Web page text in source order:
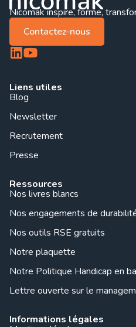
Nicomak inspire, forme,
Contactez-nous
Liens utiles
Blog
Newsletter
Recrutement
Presse
Ressources
Nos livres blancs
Nos engagements de
Nos outils RSE gratuits
Notre plaquette
Notre Politique Handicap en
Lettre ouverte sur le
Informations légales